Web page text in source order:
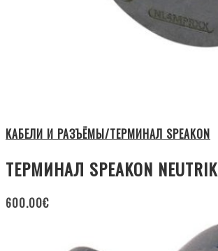
КАБЕЛИ И РАЗЪЁМЫ/ТЕРМИНАЛ SPEAKON
ТЕРМИНАЛ SPEAKON NEUTRIK
600.00€